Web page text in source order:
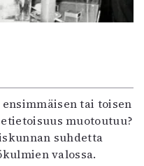
tai toisen
muotoutuu?
suhdetta
valossa.